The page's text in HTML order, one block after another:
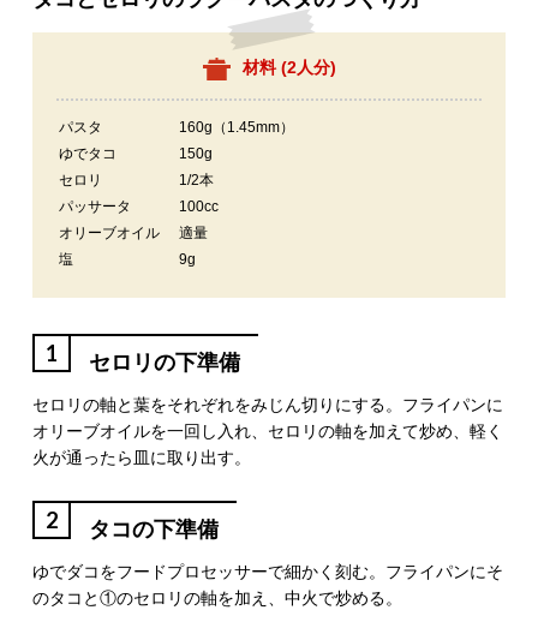
材料 (2人分)
パスタ
160g（1.45mm）
ゆでタコ
150g
セロリ
1/2本
パッサータ
100cc
オリーブオイル
適量
塩
9g
1 セロリの下準備
セロリの軸と葉をそれぞれをみじん切りにする。フライパンに
オリーブオイルを一回し入れ、セロリの軸を加えて炒め、軽く
火が通ったら皿に取り出す。
2 タコの下準備
ゆでダコをフードプロセッサーで細かく刻む。フライパンにそ
のタコと①のセロリの軸を加え、中火で炒める。